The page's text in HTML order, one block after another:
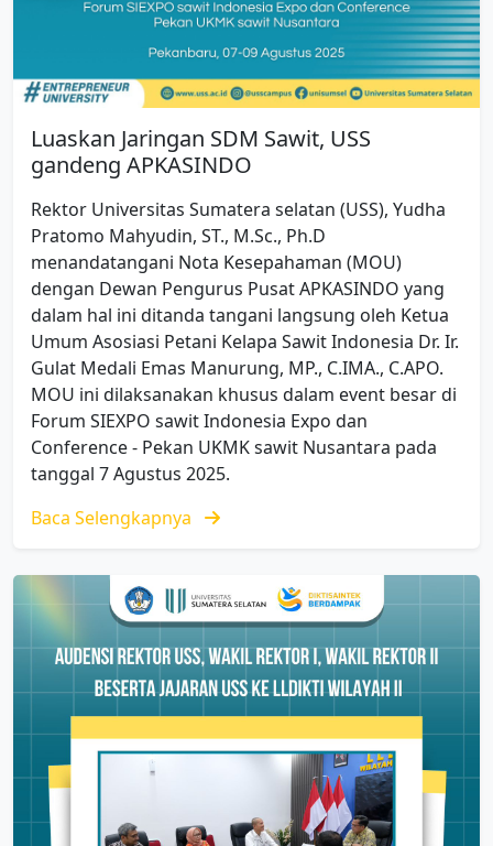
Luaskan Jaringan SDM Sawit, USS
gandeng APKASINDO
Rektor Universitas Sumatera selatan (USS), Yudha
Pratomo Mahyudin, ST., M.Sc., Ph.D
menandatangani Nota Kesepahaman (MOU)
dengan Dewan Pengurus Pusat APKASINDO yang
dalam hal ini ditanda tangani langsung oleh Ketua
Umum Asosiasi Petani Kelapa Sawit Indonesia Dr. Ir.
Gulat Medali Emas Manurung, MP., C.IMA., C.APO.
MOU ini dilaksanakan khusus dalam event besar di
Forum SIEXPO sawit Indonesia Expo dan
Conference - Pekan UKMK sawit Nusantara pada
tanggal 7 Agustus 2025.
Baca Selengkapnya